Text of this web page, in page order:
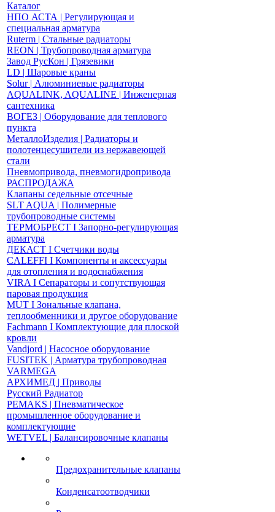
Каталог
НПО АСТА | Регулирующая и
специальная арматура
Ruterm | Стальные радиаторы
REON | Трубопроводная арматура
Завод РусКон | Грязевики
LD | Шаровые краны
Solur | Алюминиевые радиаторы
AQUALINK, AQUALINE | Инженерная
сантехника
ВОГЕЗ | Оборудование для теплового
пункта
МеталлоИзделия | Радиаторы и
полотенцесушители из нержавеющей
стали
Пневмопривода, пневмогидропривода
РАСПРОДАЖА
Клапаны седельные отсечные
SLT AQUA | Полимерные
трубопроводные системы
ТЕРМОБРЕСТ І Запорно-регулирующая
арматура
ДЕКАСТ І Счетчики воды
CALEFFI І Компоненты и аксессуары
для отопления и водоснабжения
VIRA І Сепараторы и сопутствующая
паровая продукция
MUT І Зональные клапана,
теплообменники и другое оборудование
Fachmann І Комплектующие для плоской
кровли
Vandjord | Насосное оборудование
FUSITEK | Арматура трубопроводная
VARMEGA
АРХИМЕД | Приводы
Русский Радиатор
PEMAKS | Пневматическое
промышленное оборудование и
комплектующие
WETVEL | Балансировочные клапаны
Предохранительные клапаны
Конденсатоотводчики